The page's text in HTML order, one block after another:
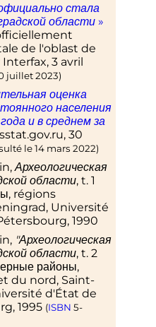
стала
области »
de l'oblast de
Interfax, 3 avril
juillet 2023)
оценка
населения
и в среднем за
, 30
le14 mars 2022)
Археологическая
области, t. 1
, régions
Université
1990
"Археологическая
области, t. 2
районы,
du nord, Saint-
d'État de
1995 (ISBN 5-